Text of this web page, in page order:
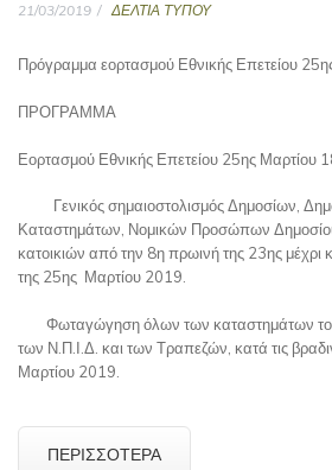
21/03/2019 ΔΕΛΤΙΑ ΤΥΠΟΥ
Πρόγραμμα εορτασμού Εθνικής Επετείου
ΠΡΟΓΡΑΜΜΑ
Εορτασμού Εθνικής Επετείου 25ης Μαρτίου
Γενικός σημαιοστολισμός Δημοσίων,
Καταστημάτων, Νομικών Προσώπων Δημοσίου
κατοικιών από την 8η πρωινή της 23ης μέχρι
της 25ης Μαρτίου 2019.
Φωταγώγηση όλων των καταστημάτων του
των Ν.Π.Ι.Δ. και των Τραπεζών, κατά τις
Μαρτίου 2019.
ΠΕΡΙΣΣΌΤΕΡΑ